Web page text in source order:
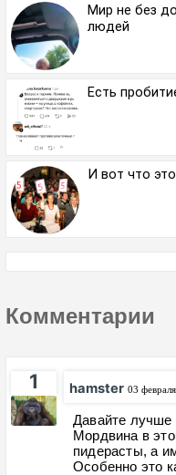
Мир не без
людей
Есть
И вот что
Комментарии
1 hamster 03
Давайте лучше
Мордвина в
пидерасты, а
Особенно это